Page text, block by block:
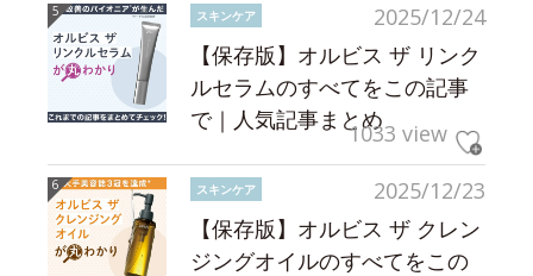
2025/12/24
スキンケア
【保存版】オルビス ザ リンク
ルセラムのすべてをこの記事
で｜人気記事まとめ1033 view
2025/12/23
スキンケア
【保存版】オルビス ザ クレン
ジングオイルのすべてをこの